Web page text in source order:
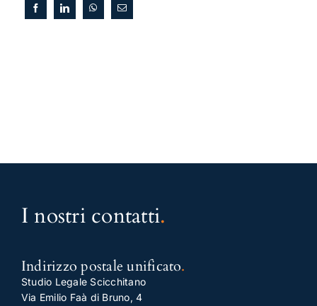
I nostri contatti.
Indirizzo postale unificato.
Studio Legale Scicchitano
Via Emilio Faà di Bruno, 4